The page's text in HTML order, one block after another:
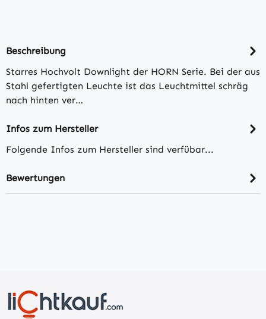
Beschreibung
Starres Hochvolt Downlight der HORN Serie. Bei der aus
Stahl gefertigten Leuchte ist das Leuchtmittel schräg
nach hinten ver…
Infos zum Hersteller
Folgende Infos zum Hersteller sind verfübar...
Bewertungen